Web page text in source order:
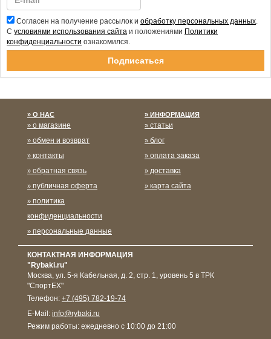
Согласен на получение рассылок иобработку персональных данных
Сусловиями использования сайтаи положениями
О НАС
о магазине
обмен и возврат
контакты
обратная связь
публичная оферта
политика
конфиденциальности
ИНФОРМАЦИЯ
статьи
блог
оплата заказа
доставка
КОНТАКТНАЯ ИНФОРМАЦИЯ
"Rybaki.ru"
Москва ,ул. 5-я Кабельная, д. 2, стр. 1, уровень 5 в ТРК
"СпортЕХ"
Телефон:+7 (495) 782-19-74
E-Mail:info@rybaki.ru